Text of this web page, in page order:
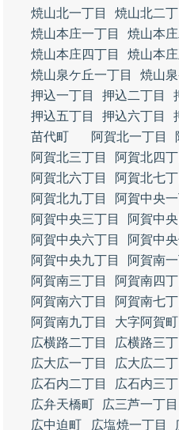
焼山北一丁目
焼山北二丁
焼山本庄一丁目
焼山本
焼山本庄四丁目
焼山本
焼山泉ケ丘一丁目
焼山
押込一丁目
押込二丁目
押込五丁目
押込六丁目
苗代町
阿賀北一丁目
阿賀北三丁目
阿賀北四丁
阿賀北六丁目
阿賀北七丁
阿賀北九丁目
阿賀中央一
阿賀中央三丁目
阿賀中
阿賀中央六丁目
阿賀中
阿賀中央九丁目
阿賀南
阿賀南三丁目
阿賀南四丁
阿賀南六丁目
阿賀南七丁
阿賀南九丁目
大字阿賀町
広横路二丁目
広横路三丁
広大広一丁目
広大広二丁
広石内二丁目
広石内三丁
広弁天橋町
広三芦一丁目
広中迫町
広塩焼一丁目